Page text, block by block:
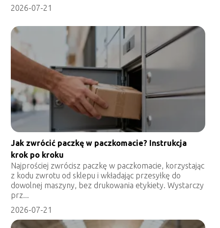
2026-07-21
Jak zwrócić paczkę w paczkomacie? Instrukcja
krok po kroku
Najprościej zwrócisz paczkę w paczkomacie, korzystając
z kodu zwrotu od sklepu i wkładając przesyłkę do
dowolnej maszyny, bez drukowania etykiety. Wystarczy
prz...
2026-07-21